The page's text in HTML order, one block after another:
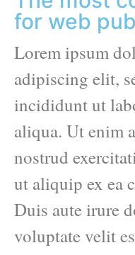
for web
Lorem ipsum
adipiscing elit,
incididunt ut
aliqua. Ut enim
nostrud
ut aliquip ex ea
Duis aute irure
voluptate velit